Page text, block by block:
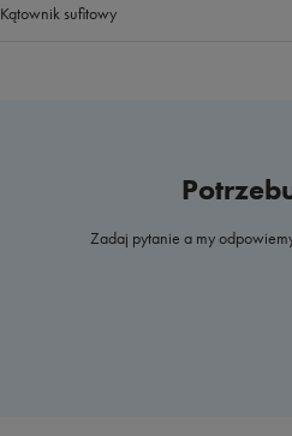
Kątownik sufitowy
Zadaj pytanie a my